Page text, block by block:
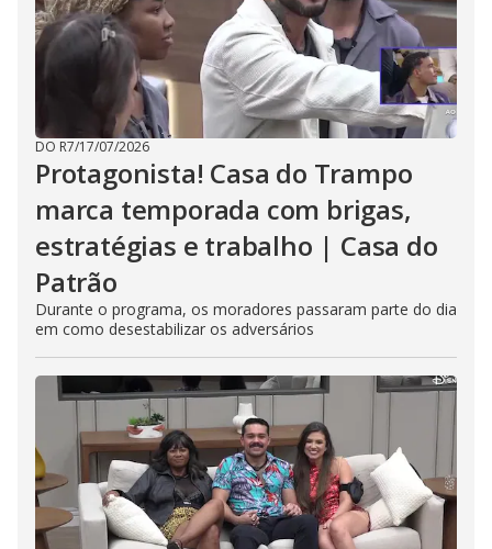
DO R7/17/07/2026
Protagonista! Casa do Trampo
marca temporada com brigas,
estratégias e trabalho | Casa do
Patrão
Durante o programa, os moradores passaram parte do dia
em como desestabilizar os adversários